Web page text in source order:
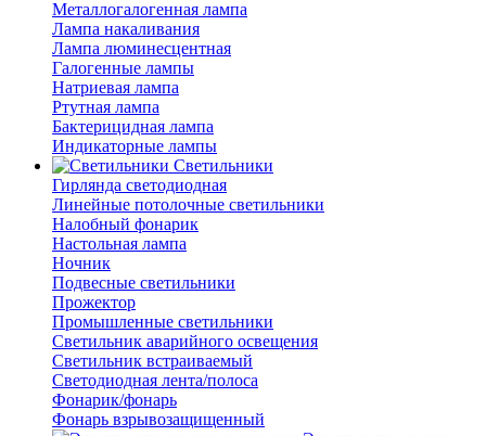
Металлогалогенная лампа
Лампа накаливания
Лампа люминесцентная
Галогенные лампы
Натриевая лампа
Ртутная лампа
Бактерицидная лампа
Индикаторные лампы
Светильники
Гирлянда светодиодная
Линейные потолочные светильники
Налобный фонарик
Настольная лампа
Ночник
Подвесные светильники
Прожектор
Промышленные светильники
Светильник аварийного освещения
Светильник встраиваемый
Светодиодная лента/полоса
Фонарик/фонарь
Фонарь взрывозащищенный